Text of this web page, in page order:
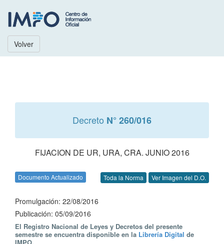
Volver
Decreto N° 260/016
FIJACION DE UR, URA, CRA. JUNIO 2016
Documento Actualizado Toda la Norma Ver Imagen del D.O.
Promulgación: 22/08/2016
Publicación: 05/09/2016
El Registro Nacional de Leyes y Decretos del presente
semestre se encuentra disponible en la Librería Digital de